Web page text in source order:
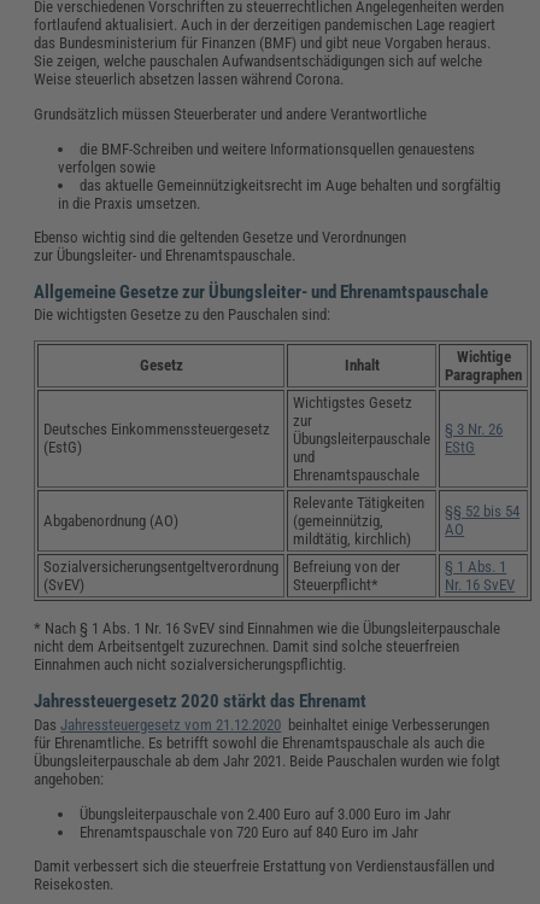
Die verschiedenen Vorschriften zu steuerrechtlichen Angelegenheiten werden
fortlaufend aktualisiert. Auch in der derzeitigen pandemischen Lage reagiert
das Bundesministerium für Finanzen (BMF) und gibt neue Vorgaben heraus.
Sie zeigen, welche pauschalen Aufwandsentschädigungen sich auf welche
Weise steuerlich absetzen lassen während Corona.
Grundsätzlich müssen Steuerberater und andere Verantwortliche
die BMF-Schreiben und weitere Informationsquellen genauestens
verfolgen sowie
das aktuelle Gemeinnützigkeitsrecht im Auge behalten und sorgfältig
in die Praxis umsetzen.
Ebenso wichtig sind die geltenden Gesetze und Verordnungen
zur Übungsleiter- und Ehrenamtspauschale.
Allgemeine Gesetze zur Übungsleiter- und Ehrenamtspauschale
Die wichtigsten Gesetze zu den Pauschalen sind:
Gesetz Inhalt
Wichtige
Paragraphen
Deutsches Einkommenssteuergesetz
(EstG)
Wichtigstes Gesetz
zur
Übungsleiterpauschale
und
Ehrenamtspauschale
§ 3 Nr. 26
EStG
Abgabenordnung (AO)
Relevante Tätigkeiten
(gemeinnützig,
mildtätig, kirchlich)
§§ 52 bis 54
AO
Sozialversicherungsentgeltverordnung
(SvEV)
Befreiung von der
Steuerpflicht*
§ 1 Abs. 1
Nr. 16 SvEV
* Nach § 1 Abs. 1 Nr. 16 SvEV sind Einnahmen wie die Übungsleiterpauschale
nicht dem Arbeitsentgelt zuzurechnen. Damit sind solche steuerfreien
Einnahmen auch nicht sozialversicherungspflichtig.
Jahressteuergesetz 2020 stärkt das Ehrenamt
DasJahressteuergesetz vom 21.12.2020 beinhaltet einige Verbesserungen
für Ehrenamtliche. Es betrifft sowohl die Ehrenamtspauschale als auch die
Übungsleiterpauschale ab dem Jahr 2021. Beide Pauschalen wurden wie folgt
angehoben:
Übungsleiterpauschale von 2.400 Euro auf 3.000 Euro im Jahr
Ehrenamtspauschale von 720 Euro auf 840 Euro im Jahr
Damit verbessert sich die steuerfreie Erstattung von Verdienstausfällen und
Reisekosten.